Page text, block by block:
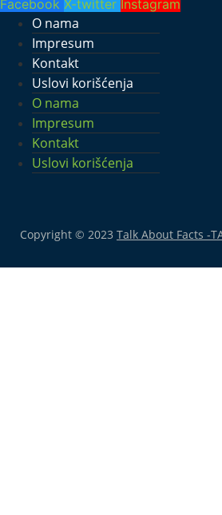
Facebook X-twitter Instagram
O nama
Impresum
Kontakt
Uslovi korišćenja
O nama
Impresum
Kontakt
Uslovi korišćenja
Copyright © 2023 Talk About Facts -